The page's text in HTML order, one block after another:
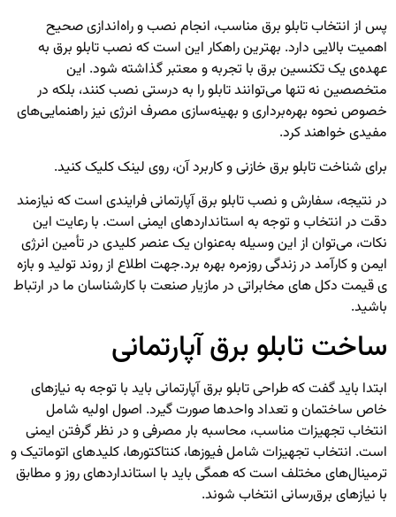
پس از انتخاب تابلو برق مناسب، انجام نصب و راه‌اندازی صحیح
اهمیت بالایی دارد. بهترین راهکار این است که نصب تابلو برق به
عهده‌ی یک تکنسین برق با تجربه و معتبر گذاشته شود. این
متخصصین نه تنها می‌توانند تابلو را به درستی نصب کنند، بلکه در
خصوص نحوه بهره‌برداری و بهینه‌سازی مصرف انرژی نیز راهنمایی‌های
مفیدی خواهند کرد.
برای شناختتابلو برق خازنیو کاربرد آن، روی لینک کلیک کنید.
در نتیجه، سفارش و نصب تابلو برق آپارتمانی فرایندی است که نیازمند
دقت در انتخاب و توجه به استانداردهای ایمنی است. با رعایت این
نکات، می‌توان از این وسیله به‌عنوان یک عنصر کلیدی در تأمین انرژی
ایمن و کارآمد در زندگی روزمره بهره برد.جهت اطلاع از روند تولید و بازه
ی قیمت دکل های مخابراتی در مازیار صنعت با کارشناسان ما در ارتباط
باشید.
ساخت تابلو برق آپارتمانی
ابتدا باید گفت که طراحی تابلو برق آپارتمانی باید با توجه به نیازهای
خاص ساختمان و تعداد واحدها صورت گیرد. اصول اولیه شامل
انتخاب تجهیزات مناسب، محاسبه بار مصرفی و در نظر گرفتن ایمنی
است. انتخاب تجهیزات شامل فیوزها، کنتاکتورها، کلیدهای اتوماتیک و
ترمینال‌های مختلف است که همگی باید با استانداردهای روز و مطابق
با نیازهای برق‌رسانی انتخاب شوند.